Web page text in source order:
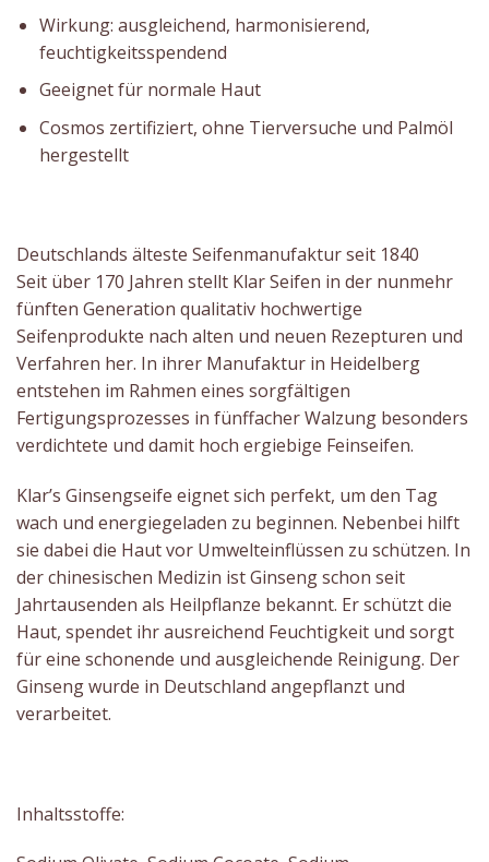
Wirkung: ausgleichend, harmonisierend,
feuchtigkeitsspendend
Geeignet für normale Haut
Cosmos zertifiziert, ohne Tierversuche und Palmöl
hergestellt
Deutschlands älteste Seifenmanufaktur seit 1840
Seit über 170 Jahren stellt Klar Seifen in der nunmehr
fünften Generation qualitativ hochwertige
Seifenprodukte nach alten und neuen Rezepturen und
Verfahren her. In ihrer Manufaktur in Heidelberg
entstehen im Rahmen eines sorgfältigen
Fertigungsprozesses in fünffacher Walzung besonders
verdichtete und damit hoch ergiebige Feinseifen.
Klar’s Ginsengseife eignet sich perfekt, um den Tag
wach und energiegeladen zu beginnen. Nebenbei hilft
sie dabei die Haut vor Umwelteinflüssen zu schützen. In
der chinesischen Medizin ist Ginseng schon seit
Jahrtausenden als Heilpflanze bekannt. Er schützt die
Haut, spendet ihr ausreichend Feuchtigkeit und sorgt
für eine schonende und ausgleichende Reinigung. Der
Ginseng wurde in Deutschland angepflanzt und
verarbeitet.
Inhaltsstoffe: